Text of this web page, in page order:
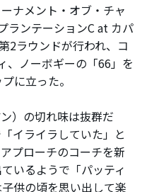
ナメント・オブ・チャ
ランテーションC at カパ
2ラウンドが行われ、コ
、ノーボギーの「66」を
に立った。
）の切れ味は抜群だ
イライラしていた」と
プローチのコーチを新
いるようで「パッティ
供の頃を思い出して楽